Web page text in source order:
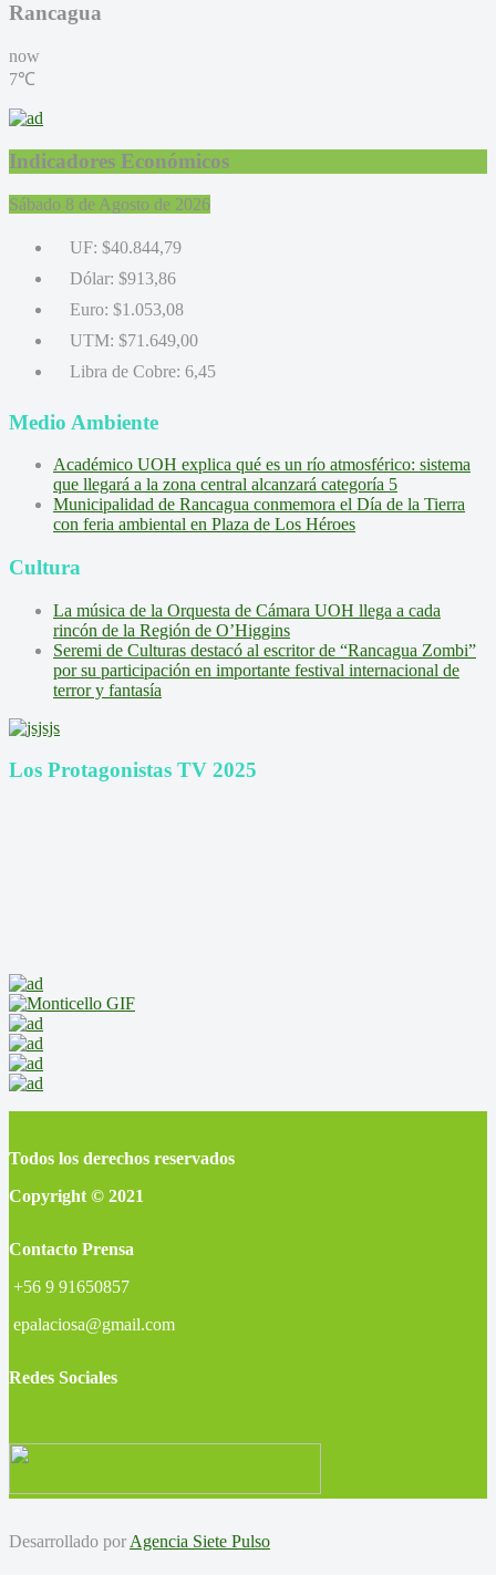
Rancagua
now
7℃
Indicadores Económicos
Sábado 8 de Agosto de 2026
UF: $40.844,79
Dólar: $913,86
Euro: $1.053,08
UTM: $71.649,00
Libra de Cobre: 6,45
Medio Ambiente
Académico UOH explica qué es un río atmosférico: sistema
que llegará a la zona central alcanzará categoría 5
Municipalidad de Rancagua conmemora el Día de la Tierra
con feria ambiental en Plaza de Los Héroes
Cultura
La música de la Orquesta de Cámara UOH llega a cada
rincón de la Región de O’Higgins
Seremi de Culturas destacó al escritor de “Rancagua Zombi”
por su participación en importante festival internacional de
terror y fantasía
Los Protagonistas TV 2025
Todos los derechos reservados
Copyright © 2021
Contacto Prensa
+56 9 91650857
epalaciosa@gmail.com
Redes Sociales
Desarrollado por Agencia Siete Pulso